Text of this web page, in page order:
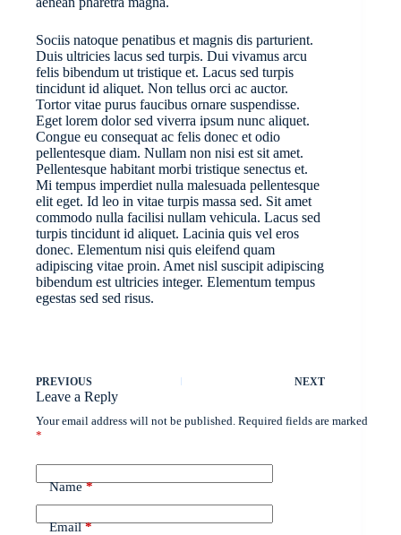
Sociis natoque penatibus et magnis dis parturient.
Duis ultricies lacus sed turpis. Dui vivamus arcu
felis bibendum ut tristique et. Lacus sed turpis
tincidunt id aliquet. Non tellus orci ac auctor.
Tortor vitae purus faucibus ornare suspendisse.
Eget lorem dolor sed viverra ipsum nunc aliquet.
Congue eu consequat ac felis donec et odio
pellentesque diam. Nullam non nisi est sit amet.
Pellentesque habitant morbi tristique senectus et.
Mi tempus imperdiet nulla malesuada pellentesque
elit eget. Id leo in vitae turpis massa sed. Sit amet
commodo nulla facilisi nullam vehicula. Lacus sed
turpis tincidunt id aliquet. Lacinia quis vel eros
donec. Elementum nisi quis eleifend quam
adipiscing vitae proin. Amet nisl suscipit adipiscing
bibendum est ultricies integer. Elementum tempus
egestas sed sed risus.
PREVIOUS NEXT
Leave a Reply
Your email address will not be published. Required fields are marked
*
Name*
Email*